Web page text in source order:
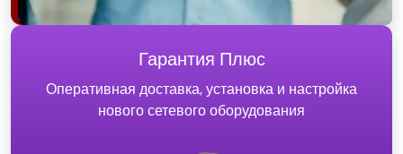
Гарантия Плюс
Оперативная доставка, установка и настройка
нового сетевого оборудования